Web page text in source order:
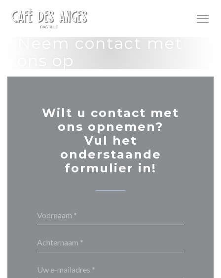
Neem contact met
ons op
Wilt u contact met
ons opnemen?
Vul het
onderstaande
formulier in!